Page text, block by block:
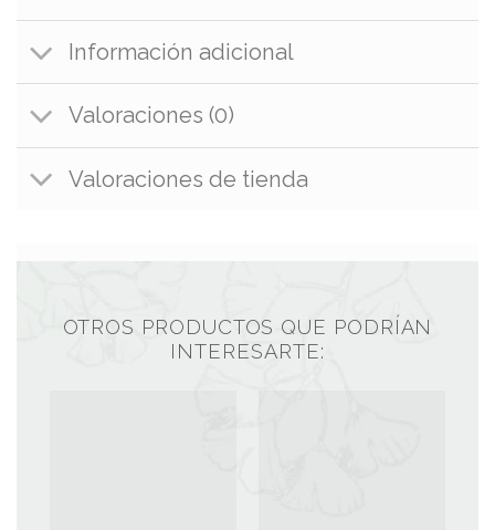
Información adicional
Valoraciones (0)
Valoraciones de tienda
OTROS PRODUCTOS QUE PODRÍAN
INTERESARTE: